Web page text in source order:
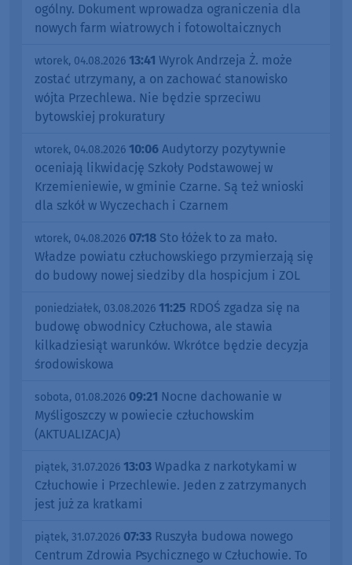
ogólny. Dokument wprowadza ograniczenia dla
nowych farm wiatrowych i fotowoltaicznych
wtorek, 04.08.2026 13:41 Wyrok Andrzeja Ż. może
zostać utrzymany, a on zachować stanowisko
wójta Przechlewa. Nie będzie sprzeciwu
bytowskiej prokuratury
wtorek, 04.08.2026 10:06 Audytorzy pozytywnie
oceniają likwidację Szkoły Podstawowej w
Krzemieniewie, w gminie Czarne. Są też wnioski
dla szkół w Wyczechach i Czarnem
wtorek, 04.08.2026 07:18 Sto łóżek to za mało.
Władze powiatu człuchowskiego przymierzają się
do budowy nowej siedziby dla hospicjum i ZOL
poniedziałek, 03.08.2026 11:25 RDOŚ zgadza się na
budowę obwodnicy Człuchowa, ale stawia
kilkadziesiąt warunków. Wkrótce będzie decyzja
środowiskowa
sobota, 01.08.2026 09:21 Nocne dachowanie w
Myśligoszczy w powiecie człuchowskim
(AKTUALIZACJA)
piątek, 31.07.2026 13:03 Wpadka z narkotykami w
Człuchowie i Przechlewie. Jeden z zatrzymanych
jest już za kratkami
piątek, 31.07.2026 07:33 Ruszyła budowa nowego
Centrum Zdrowia Psychicznego w Człuchowie. To